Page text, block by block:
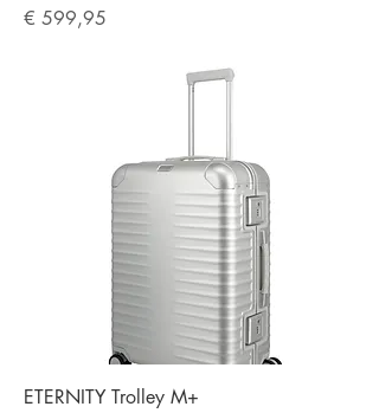
Preis
€ 599,95
ETERNITY Trolley M+